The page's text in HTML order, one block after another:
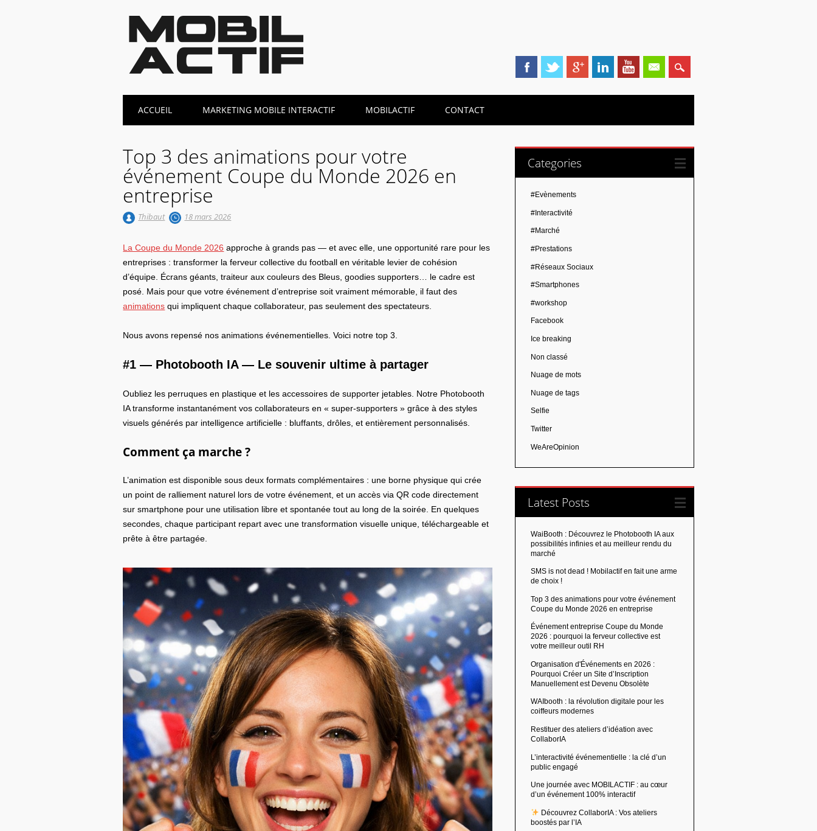
Main menu
ACCUEIL MARKETING MOBILE INTERACTIF MOBILACTIF CONTACT
Top 3 des animations pour votre
événement Coupe du Monde 2026 en
entreprise
Thibaut 18 mars 2026
La Coupe du Monde 2026 approche à grands pas — et avec elle, une opportunité rare pour les
entreprises : transformer la ferveur collective du football en véritable levier de cohésion
d’équipe. Écrans géants, traiteur aux couleurs des Bleus, goodies supporters… le cadre est
posé. Mais pour que votre événement d’entreprise soit vraiment mémorable, il faut des
animations qui impliquent chaque collaborateur, pas seulement des spectateurs.
Nous avons repensé nos animations événementielles. Voici notre top 3.
#1 — Photobooth IA — Le souvenir ultime à partager
Oubliez les perruques en plastique et les accessoires de supporter jetables. Notre Photobooth
IA transforme instantanément vos collaborateurs en « super-supporters » grâce à des styles
visuels générés par intelligence artificielle : bluffants, drôles, et entièrement personnalisés.
Comment ça marche ?
L’animation est disponible sous deux formats complémentaires : une borne physique qui crée
un point de ralliement naturel lors de votre événement, et un accès via QR code directement
sur smartphone pour une utilisation libre et spontanée tout au long de la soirée. En quelques
secondes, chaque participant repart avec une transformation visuelle unique, téléchargeable et
prête à être partagée.
Categories
#Evènements
#Interactivité
#Marché
#Prestations
#Réseaux Sociaux
#Smartphones
#workshop
Facebook
Ice breaking
Non classé
Nuage de mots
Nuage de tags
Selfie
Twitter
WeAreOpinion
Latest Posts
WaiBooth : Découvrez le Photobooth IA aux
possibilités infinies et au meilleur rendu du
marché
SMS is not dead ! Mobilactif en fait une arme
de choix !
Top 3 des animations pour votre événement
Coupe du Monde 2026 en entreprise
Événement entreprise Coupe du Monde
2026 : pourquoi la ferveur collective est
votre meilleur outil RH
Organisation d'Événements en 2026 :
Pourquoi Créer un Site d’Inscription
Manuellement est Devenu Obsolète
WAIbooth : la révolution digitale pour les
coiffeurs modernes
Restituer des ateliers d’idéation avec
CollaborIA
L’interactivité événementielle : la clé d’un
public engagé
Une journée avec MOBILACTIF : au cœur
d’un événement 100% interactif
Découvrez CollaborIA : Vos ateliers
boostés par l’IA